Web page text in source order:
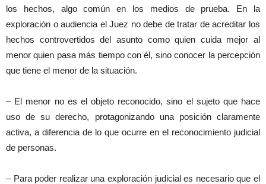
los hechos, algo común en los medios de prueba. En la
exploración o audiencia el Juez no debe de tratar de acreditar los
hechos controvertidos del asunto como quien cuida mejor al
menor quien pasa más tiempo con él, sino conocer la percepción
que tiene el menor de la situación.
– El menor no es el objeto reconocido, sino el sujeto que hace
uso de su derecho, protagonizando una posición claramente
activa, a diferencia de lo que ocurre en el reconocimiento judicial
de personas.
– Para poder realizar una exploración judicial es necesario que el